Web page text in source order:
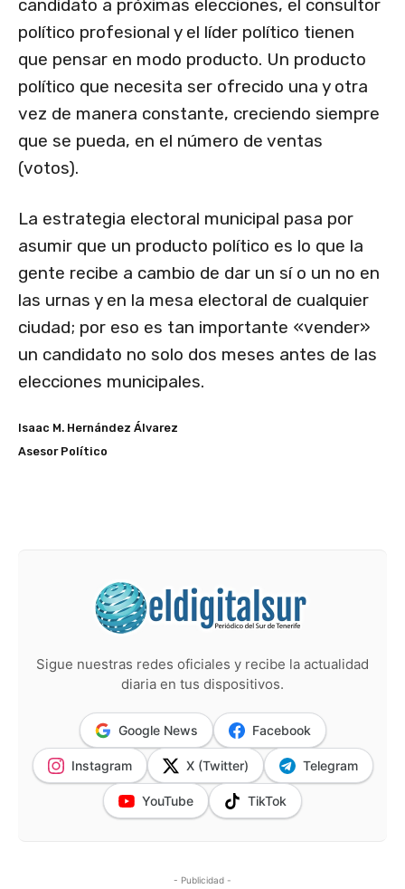
candidato a próximas elecciones, el consultor
político profesional y el líder político tienen
que pensar en modo producto. Un producto
político que necesita ser ofrecido una y otra
vez de manera constante, creciendo siempre
que se pueda, en el número de ventas
(votos).
La estrategia electoral municipal pasa por
asumir que un producto político es lo que la
gente recibe a cambio de dar un sí o un no en
las urnas y en la mesa electoral de cualquier
ciudad; por eso es tan importante «vender»
un candidato no solo dos meses antes de las
elecciones municipales.
Isaac M. Hernández Álvarez
Asesor Político
Sigue nuestras redes oficiales y recibe la actualidad
diaria en tus dispositivos.
Google News Facebook
Instagram X (Twitter) Telegram
YouTube TikTok
- Publicidad -